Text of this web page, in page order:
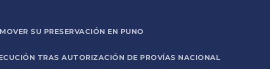
SU PRESERVACIÓN EN PUNO
TRAS AUTORIZACIÓN DE PROVÍAS NACIONAL